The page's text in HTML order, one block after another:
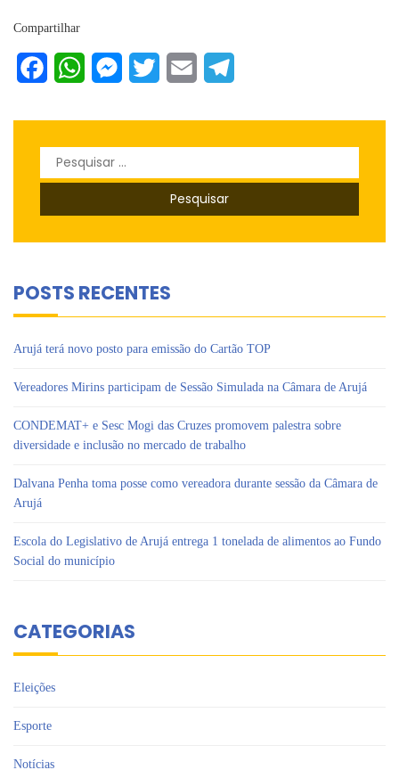
Compartilhar
FacebookWhatsAppMessenger
Twitter Email
Pesquisar
POSTS RECENTES
Arujá terá novo posto para emissão do Cartão TOP
Vereadores Mirins participam de Sessão Simulada na Câmara de Arujá
CONDEMAT+ e Sesc Mogi das Cruzes promovem palestra sobre
diversidade e inclusão no mercado de trabalho
Dalvana Penha toma posse como vereadora durante sessão da Câmara de
Arujá
Escola do Legislativo de Arujá entrega 1 tonelada de alimentos ao Fundo
Social do município
CATEGORIAS
Eleições
Esporte
Notícias